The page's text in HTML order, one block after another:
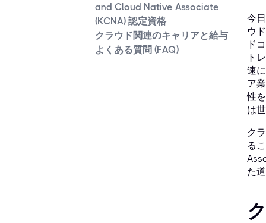
and Cloud Native Associate
(KCNA) 認定資格
クラウド関連のキャリアと給与
よくある質問 (FAQ)
今
ウ
ド
ト
速
ア
性
は
ク
る
た